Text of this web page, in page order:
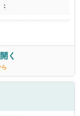
く
ら